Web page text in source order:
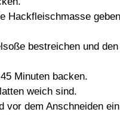
Hackfleischmasse geben
bestreichen und den
Minuten backen.
weich sind.
vor dem Anschneiden ein